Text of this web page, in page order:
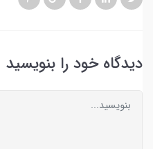
دیدگاه خود را بنویسید